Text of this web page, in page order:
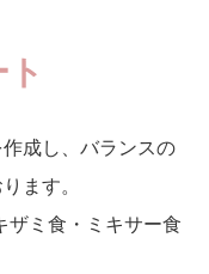
成し、バランスの
ます。
ザミ食・ミキサー食